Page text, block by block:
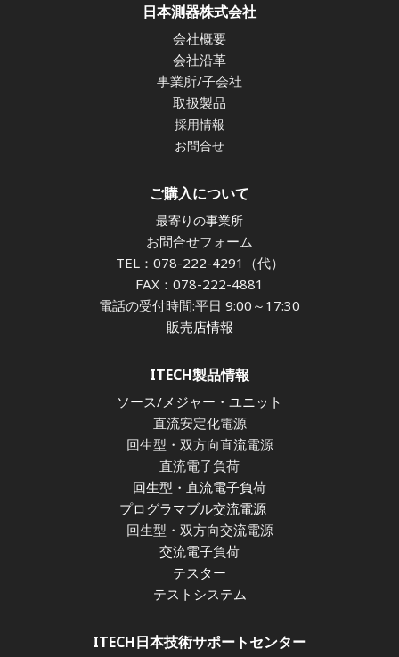
日本測器株式会社
会社概要
会社沿革
事業所/子会社
取扱製品
採用情報
お問合せ
ご購入について
最寄りの事業所
お問合せフォーム
TEL：078-222-4291（代）
FAX：078-222-4881
電話の受付時間:平日 9:00～17:30
販売店情報
ITECH製品情報
ソース/メジャー・ユニット
直流安定化電源
回生型・双方向直流電源
直流電子負荷
回生型・直流電子負荷
プログラマブル交流電源
回生型・双方向交流電源
交流電子負荷
テスター
テストシステム
ITECH日本技術サポートセンター